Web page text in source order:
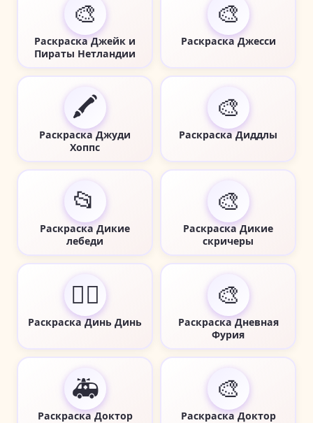
🎨
Раскраска Джейк и
Пираты Нетландии
🎨
Раскраска Джесси
🖍️
Раскраска Джуди
Хоппс
🎨
Раскраска Диддлы
📂
Раскраска Дикие
лебеди
🎨
Раскраска Дикие
скричеры
🧚‍♀️
Раскраска Динь Динь
🎨
Раскраска Дневная
Фурия
🚑
Раскраска Доктор
🎨
Раскраска Доктор